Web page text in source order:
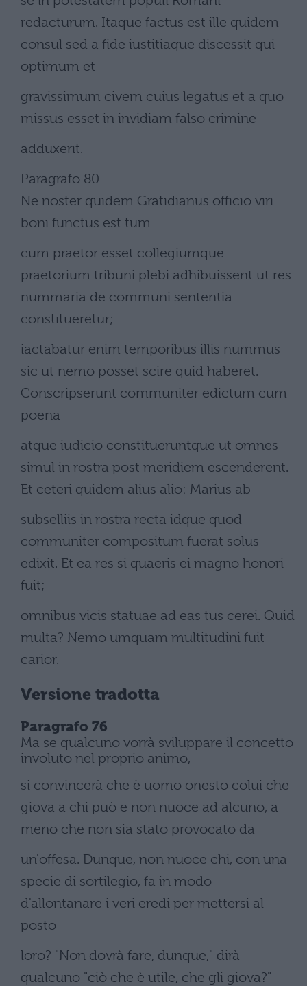
redacturum. Itaque factus est ille quidem
consul sed a fide iustitiaque discessit qui
optimum et
gravissimum civem cuius legatus et a quo
missus esset in invidiam falso crimine
adduxerit.
Paragrafo 80
Ne noster quidem Gratidianus officio viri
boni functus est tum
cum praetor esset collegiumque
praetorium tribuni plebi adhibuissent ut res
nummaria de communi sententia
constitueretur;
iactabatur enim temporibus illis nummus
sic ut nemo posset scire quid haberet.
Conscripserunt communiter edictum cum
poena
atque iudicio constitueruntque ut omnes
simul in rostra post meridiem escenderent.
Et ceteri quidem alius alio: Marius ab
subselliis in rostra recta idque quod
communiter compositum fuerat solus
edixit. Et ea res si quaeris ei magno honori
fuit;
omnibus vicis statuae ad eas tus cerei. Quid
multa? Nemo umquam multitudini fuit
carior.
Versione tradotta
Paragrafo 76
Ma se qualcuno vorrà sviluppare il concetto
involuto nel proprio animo,
si convincerà che è uomo onesto colui che
giova a chi può e non nuoce ad alcuno, a
meno che non sia stato provocato da
un'offesa. Dunque, non nuoce chi, con una
specie di sortilegio, fa in modo
d'allontanare i veri eredi per mettersi al
posto
loro? "Non dovrà fare, dunque," dirà
qualcuno "ciò che è utile, che gli giova?"